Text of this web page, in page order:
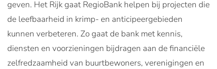
geven. Het Rijk gaat RegioBank helpen bij projecten die
de leefbaarheid in krimp- en anticipeergebieden
kunnen verbeteren. Zo gaat de bank met kennis,
diensten en voorzieningen bijdragen aan de financiële
zelfredzaamheid van buurtbewoners, verenigingen en